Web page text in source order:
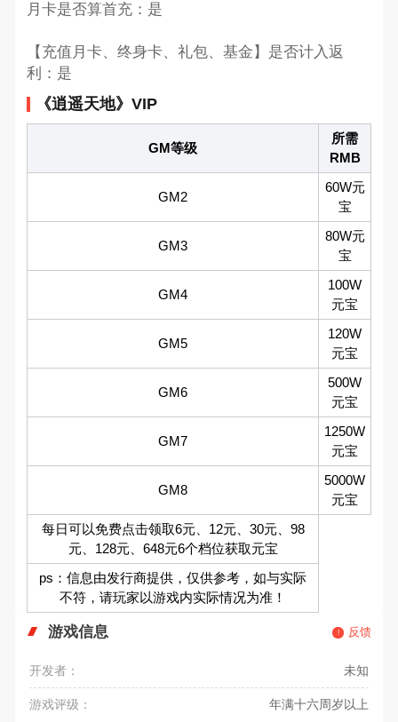
月卡是否算首充：是
【充值月卡、终身卡、礼包、基金】是否计入返
利：是
《逍遥天地》VIP
GM等级
所需
RMB
GM2
60W元
宝
GM3
80W元
宝
GM4
100W
元宝
GM5
120W
元宝
GM6
500W
元宝
GM7
1250W
元宝
GM8
5000W
元宝
每日可以免费点击领取6元、12元、30元、98
元、128元、648元6个档位获取元宝
ps：信息由发行商提供，仅供参考，如与实际
不符，请玩家以游戏内实际情况为准！
游戏信息 反馈
开发者： 未知
游戏评级： 年满十六周岁以上